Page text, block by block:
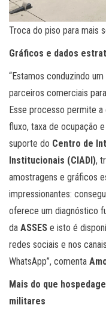
Troca do piso para mais
Gráficos e dados
“Estamos conduzindo
parceiros comerciais
Esse processo permite
fluxo, taxa de ocupação
suporte do Centro de
Institucionais (CIADI),
amostragens e gráficos
impressionantes:
oferece um diagnóstico
da ASSES e isto é
redes sociais e nos
WhatsApp”, comenta
Mais do que
militares